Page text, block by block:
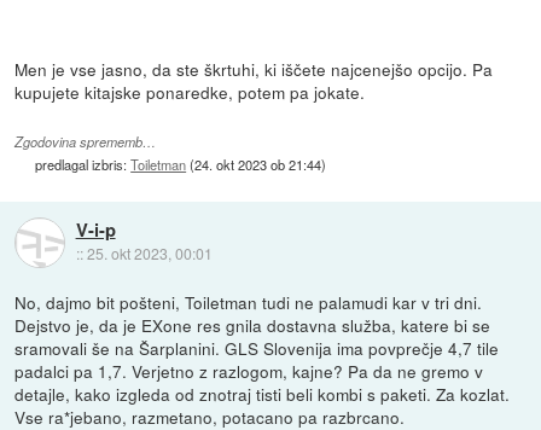
Men je vse jasno, da ste škrtuhi, ki iščete najcenejšo opcijo. Pa
kupujete kitajske ponaredke, potem pa jokate.
Zgodovina sprememb…
predlagal izbris:Toiletman(24. okt 2023 ob 21:44)
V-i-p
::25. okt 2023, 00:01
No, dajmo bit pošteni, Toiletman tudi ne palamudi kar v tri dni.
Dejstvo je, da je EXone res gnila dostavna služba, katere bi se
sramovali še na Šarplanini. GLS Slovenija ima povprečje 4,7 tile
padalci pa 1,7. Verjetno z razlogom, kajne? Pa da ne gremo v
detajle, kako izgleda od znotraj tisti beli kombi s paketi. Za kozlat.
Vse ra*jebano, razmetano, potacano pa razbrcano.